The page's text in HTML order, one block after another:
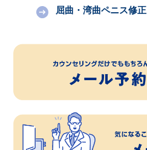
屈曲・湾曲ペニス修正